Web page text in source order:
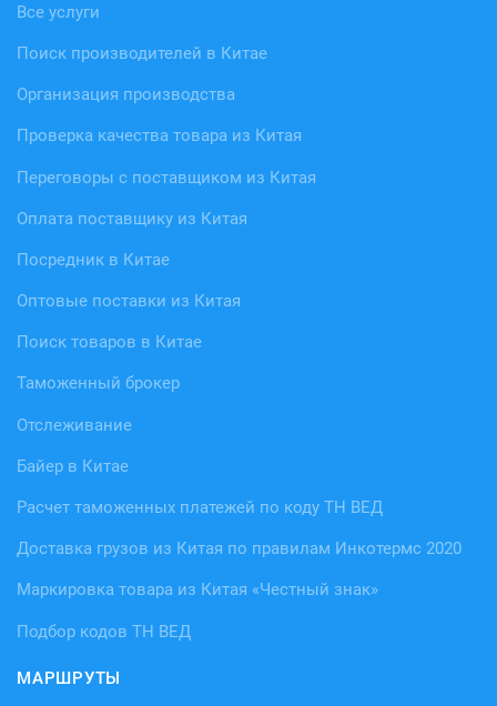
Все услуги
Поиск производителей в Китае
Организация производства
Проверка качества товара из Китая
Переговоры с поставщиком из Китая
Оплата поставщику из Китая
Посредник в Китае
Оптовые поставки из Китая
Поиск товаров в Китае
Таможенный брокер
Отслеживание
Байер в Китае
Расчет таможенных платежей по коду ТН ВЕД
Доставка грузов из Китая по правилам Инкотермс 2020
Маркировка товара из Китая «Честный знак»
Подбор кодов ТН ВЕД
МАРШРУТЫ